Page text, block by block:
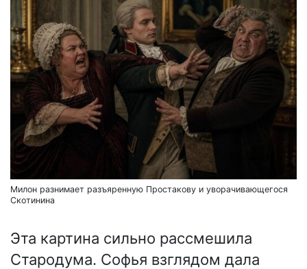
Милон разнимает разъяренную Простакову и уворачивающегося
Скотинина
Эта картина сильно рассмешила
Стародума. Софья взглядом дала